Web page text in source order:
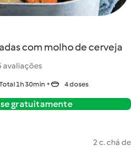
com molho de cerveja
avaliações
1h 30min 4 doses
gratuitamente
2 c. chá de